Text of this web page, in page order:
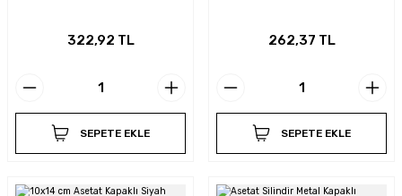
322,92 TL
SEPETE EKLE
262,37 TL
SEPETE EKLE